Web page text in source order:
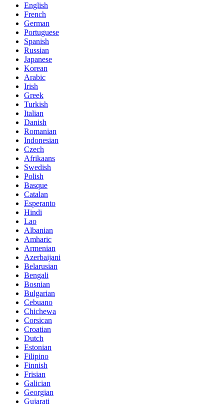
English
French
German
Portuguese
Spanish
Russian
Japanese
Korean
Arabic
Irish
Greek
Turkish
Italian
Danish
Romanian
Indonesian
Czech
Afrikaans
Swedish
Polish
Basque
Catalan
Esperanto
Hindi
Lao
Albanian
Amharic
Armenian
Azerbaijani
Belarusian
Bengali
Bosnian
Bulgarian
Cebuano
Chichewa
Corsican
Croatian
Dutch
Estonian
Filipino
Finnish
Frisian
Galician
Georgian
Gujarati